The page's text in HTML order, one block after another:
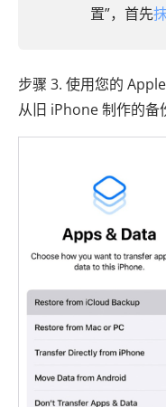
置”，首先
步骤 3. 使用您的
从旧 iPhone 制作的备